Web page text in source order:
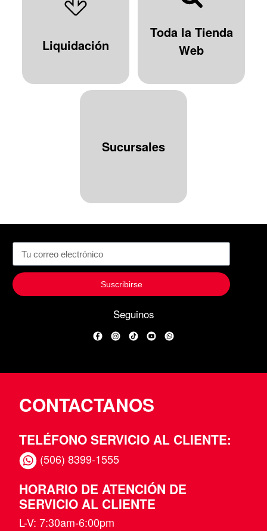
Liquidación
Toda la Tienda
Web
Sucursales
Suscribirse
Seguinos
FacebookInstagram
TikTokYouTubeWhatsApp
CONTACTANOS
TELÉFONO SERVICIO AL CLIENTE:
(506) 8399-1555
HORARIO DE ATENCIÓN DE
SERVICIO AL CLIENTE
L-V: 7:30am-6:00pm